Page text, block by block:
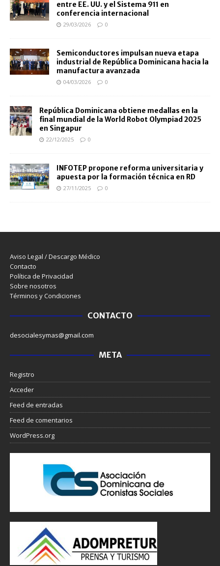
entre EE. UU. y el Sistema 911 en
conferencia internacional
29/03/2026 0
Semiconductores impulsan nueva etapa
industrial de República Dominicana hacia la
manufactura avanzada
04/03/2026 0
República Dominicana obtiene medallas en la
final mundial de la World Robot Olympiad 2025
en Singapur
22/12/2025 0
INFOTEP propone reforma universitaria y
apuesta por la formación técnica en RD
27/11/2025 0
Aviso Legal / Descargo Médico
Contacto
Política de Privacidad
Sobre nosotros
Términos y Condiciones
CONTACTO
desocialesymas@gmail.com
META
Registro
Acceder
Feed de entradas
Feed de comentarios
WordPress.org